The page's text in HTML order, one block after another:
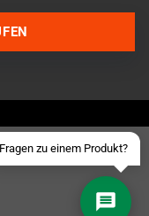
Fragen zu einem Produkt?
uns eine eMail